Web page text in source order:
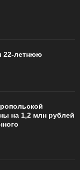
22-летнюю
на 1,2 млн рублей